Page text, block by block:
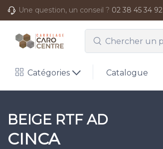
Une question, un conseil ? 02 38 45 34 92
Catégories Catalogue
BEIGE RTF AD
CINCA